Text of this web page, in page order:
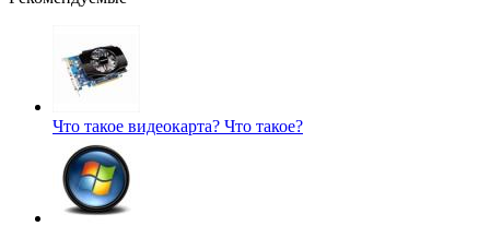
Что такое видеокарта? Что такое?